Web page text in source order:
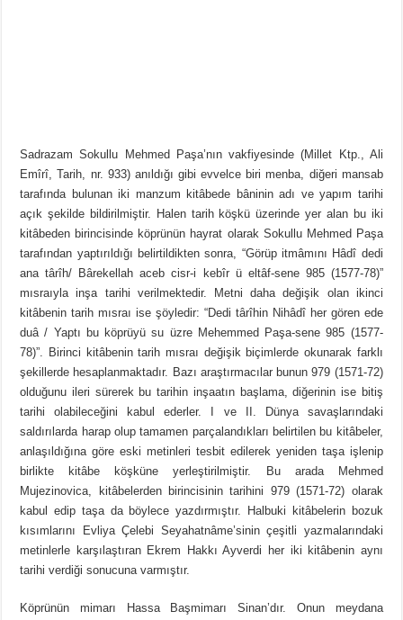
Sadrazam Sokullu Mehmed Paşa’nın vakfiyesinde (Millet Ktp., Ali
Emîrî, Tarih, nr. 933) anıldığı gibi evvelce biri menba, diğeri mansab
tarafında bulunan iki manzum kitâbede bâninin adı ve yapım tarihi
açık şekilde bildirilmiştir. Halen tarih köşkü üzerinde yer alan bu iki
kitâbeden birincisinde köprünün hayrat olarak Sokullu Mehmed Paşa
tarafından yaptırıldığı belirtildikten sonra, “Görüp itmâmını Hâdî dedi
ana târîh/ Bârekellah aceb cisr-i kebîr ü eltâf-sene 985 (1577-78)”
mısraıyla inşa tarihi verilmektedir. Metni daha değişik olan ikinci
kitâbenin tarih mısraı ise şöyledir: “Dedi târîhin Nihâdî her gören ede
duâ / Yaptı bu köprüyü su üzre Mehemmed Paşa-sene 985 (1577-
78)”. Birinci kitâbenin tarih mısraı değişik biçimlerde okunarak farklı
şekillerde hesaplanmaktadır. Bazı araştırmacılar bunun 979 (1571-72)
olduğunu ileri sürerek bu tarihin inşaatın başlama, diğerinin ise bitiş
tarihi olabileceğini kabul ederler. I ve II. Dünya savaşlarındaki
saldırılarda harap olup tamamen parçalandıkları belirtilen bu kitâbeler,
anlaşıldığına göre eski metinleri tesbit edilerek yeniden taşa işlenip
birlikte kitâbe köşküne yerleştirilmiştir. Bu arada Mehmed
Mujezinovica, kitâbelerden birincisinin tarihini 979 (1571-72) olarak
kabul edip taşa da böylece yazdırmıştır. Halbuki kitâbelerin bozuk
kısımlarını Evliya Çelebi Seyahatnâme’sinin çeşitli yazmalarındaki
metinlerle karşılaştıran Ekrem Hakkı Ayverdi her iki kitâbenin aynı
tarihi verdiği sonucuna varmıştır.
Köprünün mimarı Hassa Başmimarı Sinan’dır. Onun meydana